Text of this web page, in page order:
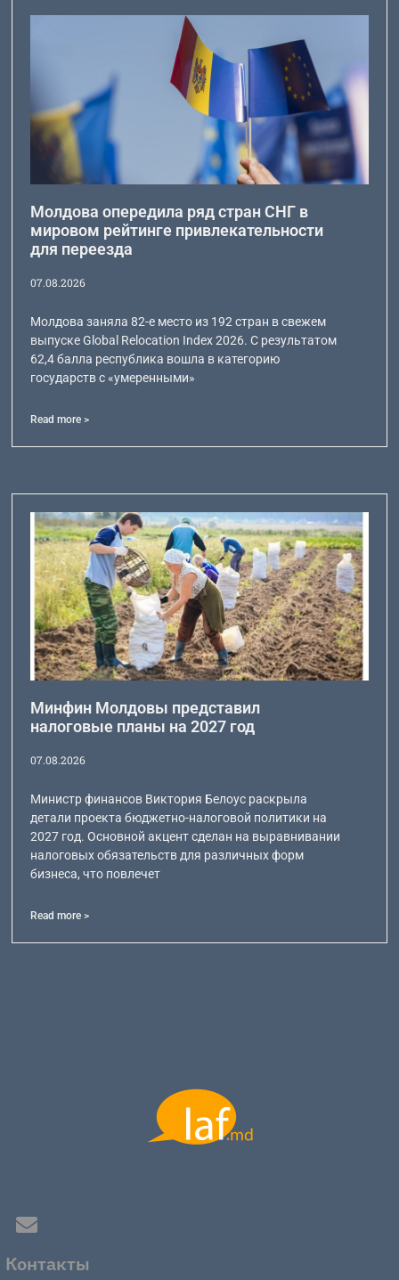
Молдова опередила ряд стран СНГ в
мировом рейтинге привлекательности
для переезда
07.08.2026
Молдова заняла 82-е место из 192 стран в свежем
выпуске Global Relocation Index 2026. С результатом
62,4 балла республика вошла в категорию
государств с «умеренными»
Read more >
Минфин Молдовы представил
налоговые планы на 2027 год
07.08.2026
Министр финансов Виктория Белоус раскрыла
детали проекта бюджетно-налоговой политики на
2027 год. Основной акцент сделан на выравнивании
налоговых обязательств для различных форм
бизнеса, что повлечет
Read more >
Контакты